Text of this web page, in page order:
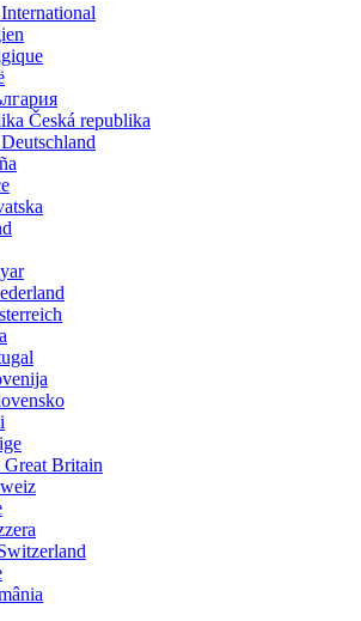
International
Česká republika
Deutschland
Great Britain